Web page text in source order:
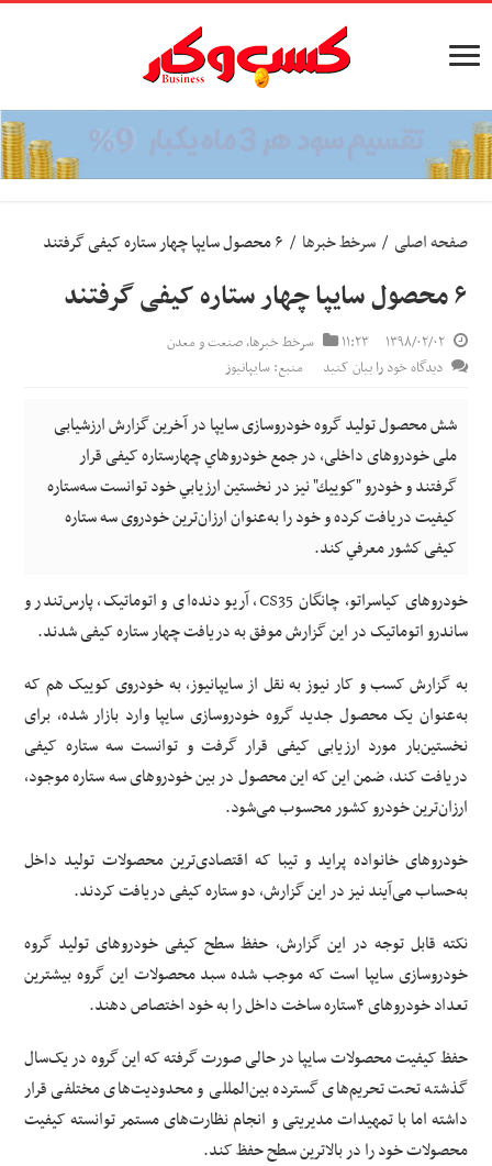
صفحه اصلی / سرخط خبرها / ۶ محصول سایپا چهار ستاره کیفی گرفتند
۶ محصول سایپا چهار ستاره کیفی گرفتند
۱۳۹۸/۰۲/۰۲ ۱۱:۲۳ سرخط خبرها,صنعت و معدن
دیدگاه خود را بیان کنید
منبع: سایپانیوز
شش محصول تولید گروه خودروسازی سایپا در آخرین گزارش ارزشیابی
ملی خودروهای داخلی، در جمع خودروهاي چهارستاره کیفی قرار
گرفتند و خودرو "كوييك" نيز در نخستين ارزيابي خود توانست سه‌ستاره
كيفيت دريافت كرده و خود را به‌عنوان ارزان‌ترين خودروی سه‌ ستاره
کیفی كشور معرفي كند.
خودروهای کیاسراتو، چانگان CS35، آریو دنده‌ای و اتوماتیک، پارس‌تندر و
ساندرو اتوماتیک در این گزارش موفق به دریافت چهار ستاره کیفی شدند.
به گزارش کسب و کار نیوز به نقل از سایپانیوز، به خودروی کوییک هم که
به‌عنوان یک محصول جدید گروه خودروسازی سایپا وارد بازار شده، برای
نخستین‌بار مورد ارزیابی کیفی قرار گرفت و توانست سه‌ ستاره کیفی
دریافت کند، ضمن این ‌که این محصول در بین خودروهای سه ‌ستاره موجود،
ارزان‌ترین خودرو کشور محسوب می‌شود.
خودروهای خانواده پراید و تیبا که اقتصادی‌ترین محصولات تولید داخل
به‌حساب می‌آیند نیز در این گزارش، دو ستاره کیفی دریافت کردند.
نکته قابل توجه در این گزارش، حفظ سطح کیفی خودروهای تولید گروه
خودروسازی سایپا است که موجب شده سبد محصولات این گروه بیشترین
تعداد خودروهای ۴ستاره ساخت داخل را به‌ خود اختصاص دهند.
حفظ کیفیت محصولات سایپا در حالی صورت گرفته که این گروه در یک‌سال
گذشته تحت تحریم‌های گسترده بین‌المللی و محدودیت‌های مختلفی قرار
داشته اما با تمهیدات مدیریتی و انجام نظارت‌های مستمر توانسته کیفیت
محصولات خود را در بالاترین سطح حفظ کند.